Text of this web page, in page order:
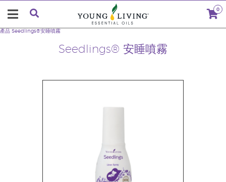
0
Seedlings® 安睡噴霧
產品 Seedlings®安睡噴霧